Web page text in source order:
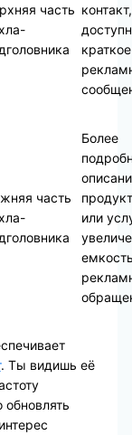
часть контакт,
краткое
часть
Более
или
. Ты видишь её